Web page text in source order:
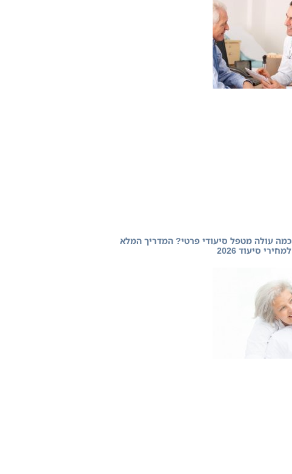
כמה עולה מטפל סיעודי פרטי? המדריך המלא
למחירי סיעוד 2026